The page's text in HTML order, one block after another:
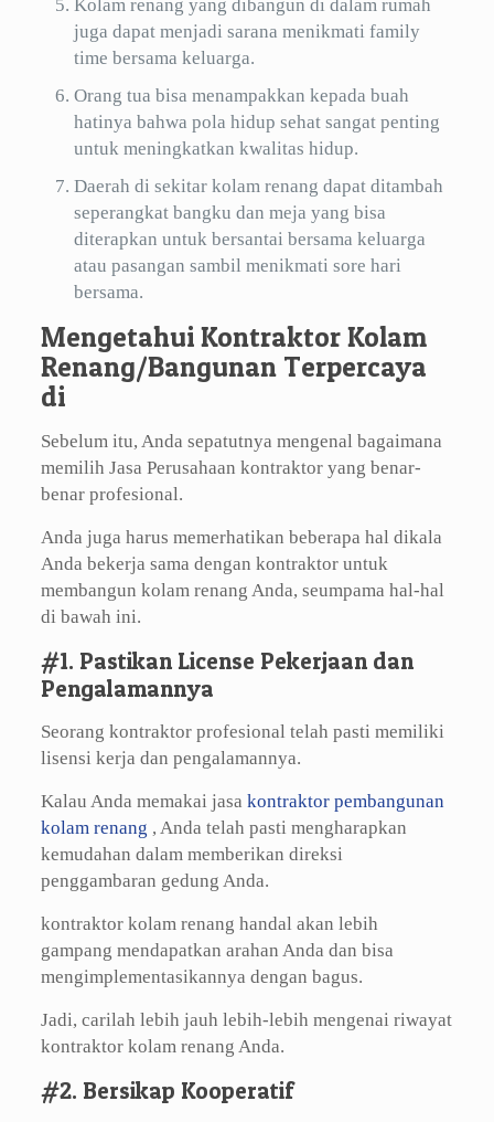
Kolam renang yang dibangun di dalam rumah
juga dapat menjadi sarana menikmati family
time bersama keluarga.
Orang tua bisa menampakkan kepada buah
hatinya bahwa pola hidup sehat sangat penting
untuk meningkatkan kwalitas hidup.
Daerah di sekitar kolam renang dapat ditambah
seperangkat bangku dan meja yang bisa
diterapkan untuk bersantai bersama keluarga
atau pasangan sambil menikmati sore hari
bersama.
Mengetahui Kontraktor Kolam
Renang/Bangunan Terpercaya
di
Sebelum itu, Anda sepatutnya mengenal bagaimana
memilih Jasa Perusahaan kontraktor yang benar-
benar profesional.
Anda juga harus memerhatikan beberapa hal dikala
Anda bekerja sama dengan kontraktor untuk
membangun kolam renang Anda, seumpama hal-hal
di bawah ini.
#1. Pastikan License Pekerjaan dan
Pengalamannya
Seorang kontraktor profesional telah pasti memiliki
lisensi kerja dan pengalamannya.
Kalau Anda memakai jasa kontraktor pembangunan
kolam renang , Anda telah pasti mengharapkan
kemudahan dalam memberikan direksi
penggambaran gedung Anda.
kontraktor kolam renang handal akan lebih
gampang mendapatkan arahan Anda dan bisa
mengimplementasikannya dengan bagus.
Jadi, carilah lebih jauh lebih-lebih mengenai riwayat
kontraktor kolam renang Anda.
#2. Bersikap Kooperatif